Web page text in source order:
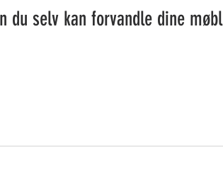
du selv kan forvandle dine